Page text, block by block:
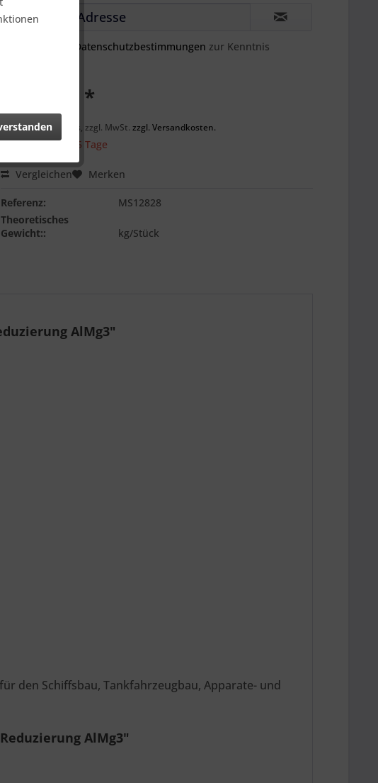
Datenschutzbestimmungen zur Kenntnis
999,99 € *
Einheit:1 Stück
Online-Vorteilspreis, zzgl. MwSt.zzgl. Versandkosten.
Lieferzeit ca. 5 Tage
Vergleichen Merken
Referenz:
MS12828
Theoretisches
Gewicht::
kg/Stück
AlMg3"
den Schiffsbau, Tankfahrzeugbau, Apparate- und
AlMg3"